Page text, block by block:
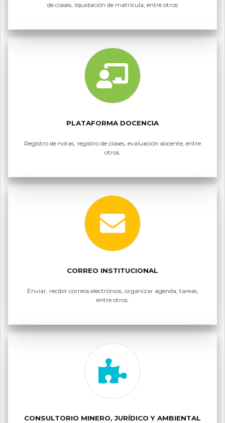
de clases, liquidación de matrícula, entre otros
PLATAFORMA DOCENCIA
Registro de notas, registro de clases, evaluación docente, entre
otros.
CORREO INSTITUCIONAL
Enviar, recibir correos electrónios, organizar agenda, tareas,
entre otros.
CONSULTORIO MINERO, JURÍDICO Y AMBIENTAL